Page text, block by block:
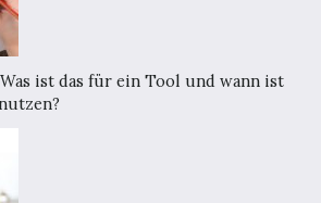
ist das für ein Tool und wann ist